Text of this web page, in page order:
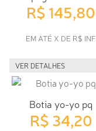
R$ 145,80
EM ATÉ X DE R$ INF
VER DETALHES
Botia yo-yo pq
R$ 34,20